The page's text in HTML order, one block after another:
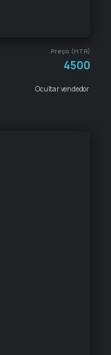
Preço (HTR)
4500
Ocultar vendedor